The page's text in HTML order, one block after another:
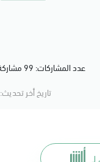
عدد المشاركات: 99 مشاركة (82%) أعجبهم المحتوى
تاريخ أخر تحديث: